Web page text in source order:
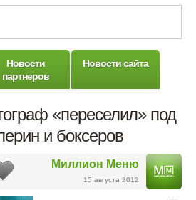
Новости
партнеров
Новости сайта
«переселил» под
и боксеров
Миллион Меню
15 августа 2012